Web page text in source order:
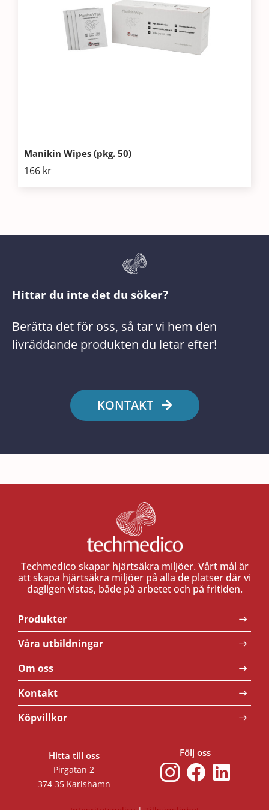
Manikin Wipes (pkg. 50)
166 kr
Hittar du inte det du söker?
Berätta det för oss, så tar vi hem den
livräddande produkten du letar efter!
KONTAKT
Techmedico skapar hjärtsäkra miljöer. Vårt mål är
att skapa hjärtsäkra miljöer på alla de platser där vi
dagligen vistas, både på arbetet och på fritiden.
Produkter
Våra utbildningar
Om oss
Kontakt
Köpvillkor
Hitta till oss
Pirgatan 2
374 35 Karlshamn
Följ oss